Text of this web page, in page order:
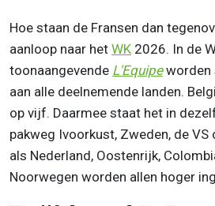
Hoe staan de Fransen dan
aanloop naar het WK 2026. In de
toonaangevende L'Equipeworden
aan alle deelnemende landen.
op vijf. Daarmee staat het in
pakweg Ivoorkust, Zweden, de VS
als Nederland, Oostenrijk,
Noorwegen worden allen hoger